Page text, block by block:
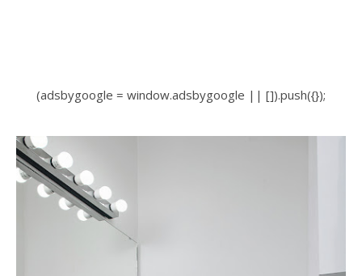
(adsbygoogle = window.adsbygoogle || []).push({});